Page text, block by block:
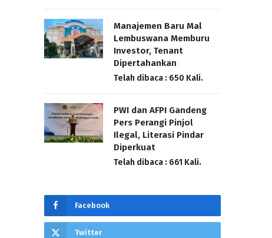
Manajemen Baru Mal
Lembuswana Memburu
Investor, Tenant
Dipertahankan
Telah dibaca : 650 Kali.
PWI dan AFPI Gandeng
Pers Perangi Pinjol
Ilegal, Literasi Pindar
Diperkuat
Telah dibaca : 661 Kali.
Facebook
Twitter